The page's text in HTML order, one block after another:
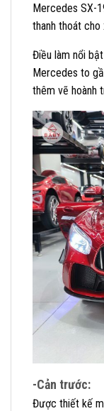
Mercedes SX-
thanh thoát cho
Điều làm nổi
Mercedes to
thêm vẽ hoành
-Cản trước:
Được thiết kế